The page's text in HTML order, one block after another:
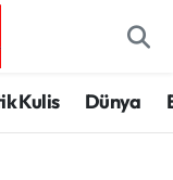
Kulis Dünya